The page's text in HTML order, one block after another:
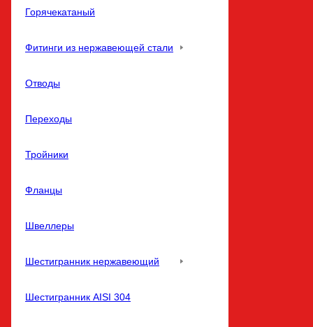
Горячекатаный
Фитинги из нержавеющей стали
Отводы
Переходы
Тройники
Фланцы
Швеллеры
Шестигранник нержавеющий
Шестигранник AISI 304